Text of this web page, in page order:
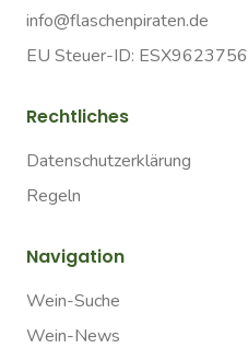
info@flaschenpiraten.de
EU Steuer-ID:
Rechtliches
Datenschutzerklärung
Regeln
Navigation
Wein-Suche
Wein-News